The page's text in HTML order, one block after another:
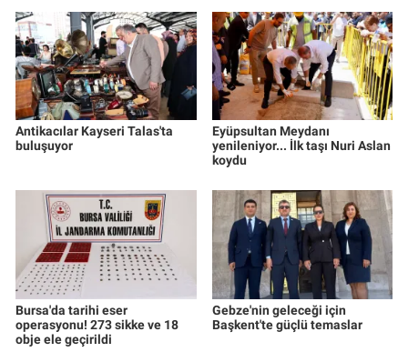
Antikacılar Kayseri Talas'ta
buluşuyor
Eyüpsultan Meydanı
yenileniyor... İlk taşı Nuri Aslan
koydu
Bursa'da tarihi eser
operasyonu! 273 sikke ve 18
obje ele geçirildi
Gebze'nin geleceği için
Başkent'te güçlü temaslar